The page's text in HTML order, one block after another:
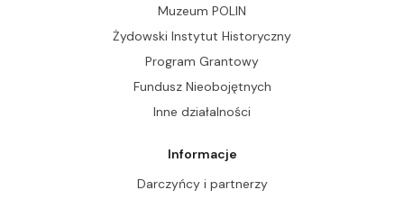
Muzeum POLIN
Żydowski Instytut Historyczny
Program Grantowy
Fundusz Nieobojętnych
Inne działalności
Informacje
Darczyńcy i partnerzy